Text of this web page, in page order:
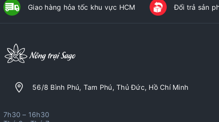
Giao hàng hỏa tốc khu vực HCM Đổi trả sản
56/8 Bình Phú, Tam Phú, Thủ Đức, Hồ Chí Minh
7h30 – 16h30